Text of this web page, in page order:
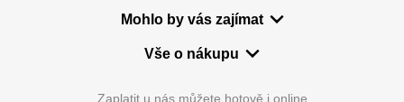
Mohlo by vás zajímat
Vše o nákupu
Zaplatit u nás můžete hotově i online